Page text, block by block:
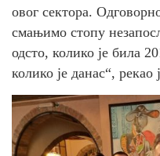
овог сектора.
смањимо стопу
одсто, колико је била
колико је данас“, рекао